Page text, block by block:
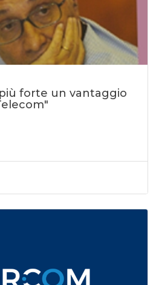
forte un vantaggio